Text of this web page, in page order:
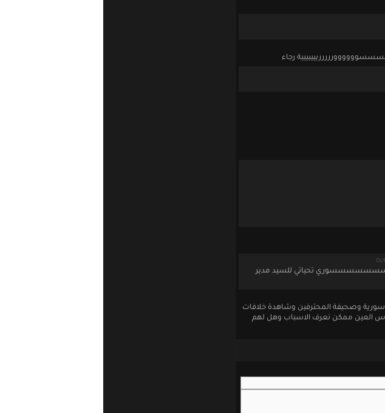
رجاء
تحياتي للسيد مدير
سورية وصحيفة المحترفين وشاهدة خلافات
وبين الاعضاء ابو حمدو المنبجي وريكيلمي 99 وراس العين ممكن نعرف الاسباب وهل لهم